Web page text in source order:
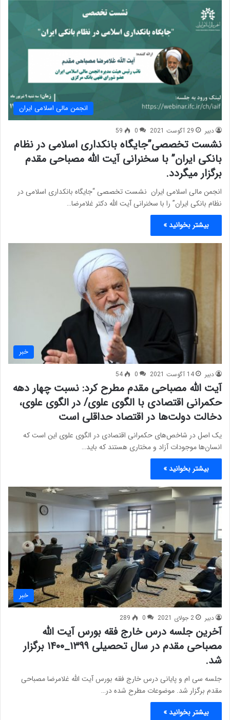
انجمن مالی اسلامی ایران
دبیر 29 آگوست 2021 0
59
نشست تخصصی”جایگاه بانکداری اسلامی در نظام
بانکی ایران” با سخنرانی آیت الله مصباحی مقدم
برگزار میگردد.
انجمن مالی اسلامی ایران نشست تخصصی “جایگاه بانکداری اسلامی در
نظام بانکی ایران” را با سخنرانی آیت الله دکتر غلامرضا…
بیشتر بخوانید »
خبر
دبیر 14 آگوست 2021 0
54
آیت الله مصباحی مقدم مطرح کرد: نسبت چهار دهه
حکمرانی اقتصادی با الگوی علوی/ در الگوی علوی،
دخالت دولت‌ها در اقتصاد حداقلی است
یک اصل در شاخص‌های حکمرانی اقتصادی در الگوی علوی این است که
انسان‌ها موجودات آزاد و مختاری هستند که باید…
بیشتر بخوانید »
خبر
دبیر 2 جولای 2021 0
289
آخرین جلسه درس خارج فقه بورس آیت الله
مصباحی مقدم در سال تحصیلی ۱۳۹۹_۱۴۰۰ برگزار
شد.
جلسه سی ام و پایانی درس خارج فقه بورس آیت الله غلامرضا مصباحی
مقدم برگزار شد. موضوعات مطرح شده در…
بیشتر بخوانید »